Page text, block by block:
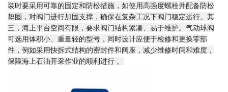
装时要采用可靠的固定和防松措施，如使用高强度螺栓并配备防松
垫圈，对阀门进行加固支撑，确保在复杂工况下阀门稳定运行。其
三，海上平台空间有限，要求阀门结构紧凑、易于维护。气动球阀
可选用体积小、重量轻的型号，同时设计应便于检修和更换零部
件，例如采用快拆式结构的密封件和阀座，减少维修时间和难度，
保障海上石油开采作业的顺利进行 。